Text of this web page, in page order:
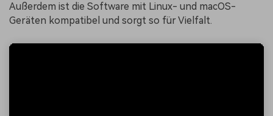
Außerdem ist die Software mit Linux- und macOS-
Geräten kompatibel und sorgt so für Vielfalt.